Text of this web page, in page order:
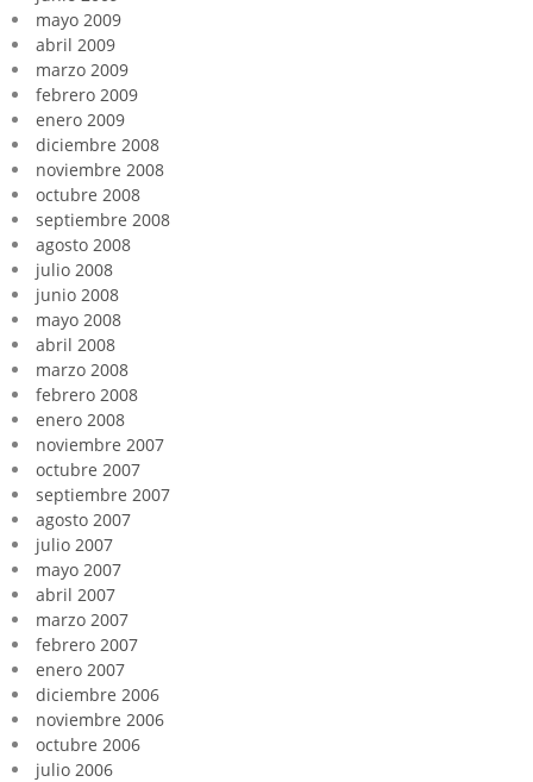
mayo 2009
abril 2009
marzo 2009
febrero 2009
enero 2009
diciembre 2008
noviembre 2008
octubre 2008
septiembre 2008
agosto 2008
julio 2008
junio 2008
mayo 2008
abril 2008
marzo 2008
febrero 2008
enero 2008
noviembre 2007
octubre 2007
septiembre 2007
agosto 2007
julio 2007
mayo 2007
abril 2007
marzo 2007
febrero 2007
enero 2007
diciembre 2006
noviembre 2006
octubre 2006
julio 2006